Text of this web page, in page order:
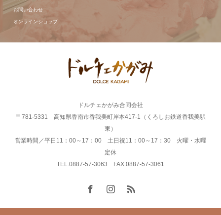
お問い合わせ
オンラインショップ
ドルチェかがみ合同会社
〒781-5331 高知県香南市香我美町岸本417-1（くろしお鉄道香我美駅
東）
営業時間／平日11：00～17：00 土日祝11：00～17：30 火曜・水曜
定休
TEL.0887-57-3063 FAX.0887-57-3061